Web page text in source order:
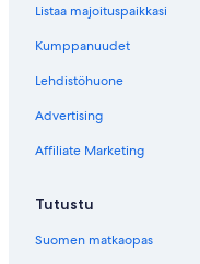
Listaa majoituspaikkasi
Kumppanuudet
Lehdistöhuone
Advertising
Affiliate Marketing
Tutustu
Suomen matkaopas